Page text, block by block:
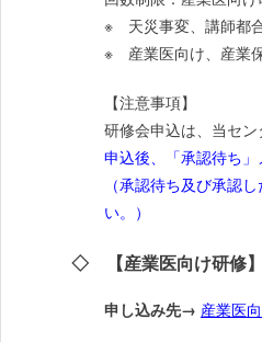
※ 天災事変、講師都
※ 産業医向け、産業
【注意事項】
研修会申込は、当セ
申込後、「承認待ち
（承認待ち及び承認
い。）
◇ 【産業医向け研修】
申し込み先→ 産業医